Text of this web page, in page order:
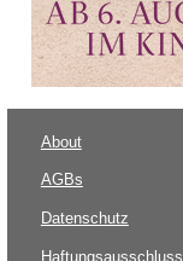
About
AGBs
Datenschutz
Haftungsausschluss